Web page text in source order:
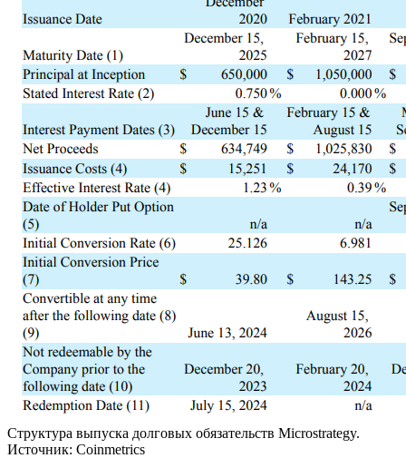
Структура выпуска долговых обязательств Microstrategy.
Источник: Coinmetrics